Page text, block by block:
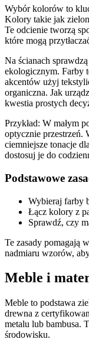
Wybór kolorów to
Kolory takie jak
Te odcienie tworzą
które mogą
Na ścianach
ekologicznym. Farby
akcentów użyj
organiczna. Jak
kwestia prostych
Przykład: W małym
optycznie przestrzeń.
ciemniejsze tonacje
dostosuj je do
Podstawowe
Wybieraj farby
Łącz kolory z
Sprawdź, czy
Te zasady pomagają
nadmiaru wzorów,
Meble i
Meble to podstawa
drewna z
metalu lub bambusa.
środowisku.